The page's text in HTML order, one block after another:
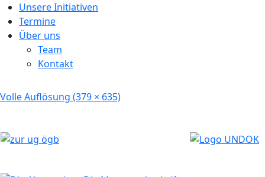
Unsere Initiativen
Termine
Über uns
Team
Kontakt
Volle Auflösung (379 × 635)